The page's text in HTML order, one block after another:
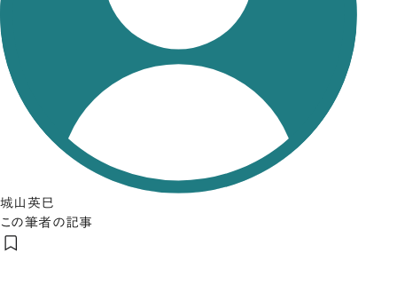
城山英巳
この筆者の記事